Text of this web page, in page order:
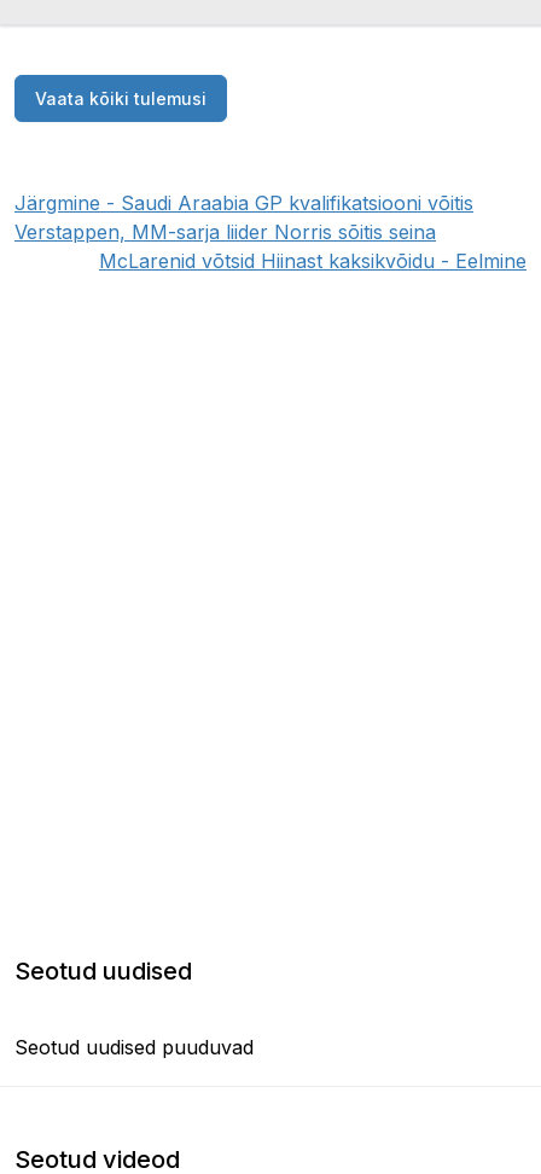
Vaata kõiki tulemusi
Järgmine - Saudi Araabia GP kvalifikatsiooni võitis
Verstappen, MM-sarja liider Norris sõitis seina
McLarenid võtsid Hiinast kaksikvõidu - Eelmine
Seotud uudised
Seotud uudised puuduvad
Seotud videod